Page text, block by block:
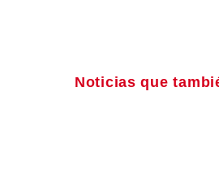
Noticias que